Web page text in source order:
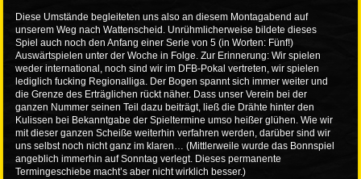
Diese Umstände begleiteten uns also an diesem Montagabend auf
unserem Weg nach Wattenscheid. Unrühmlicherweise bildete dieses
Spiel auch noch den Anfang einer Serie von 5 (in Worten: Fünf!)
Auswärtspielen unter der Woche in Folge. Zur Erinnerung: Wir spielen
weder international, noch sind wir im DFB-Pokal vertreten, wir spielen
lediglich fucking Regionalliga. Der Bogen spannt sich immer weiter und
die Grenze des Erträglichen rückt näher. Dass unser Verein bei der
ganzen Nummer seinen Teil dazu beiträgt, ließ die Drähte hinter den
Kulissen bei Bekanntgabe der Spieltermine umso heißer glühen. Wie wir
mit dieser ganzen Scheiße weiterhin verfahren werden, darüber sind wir
uns selbst noch nicht ganz im klaren… (Mittlerweile wurde das Bonnspiel
angeblich immerhin auf Sonntag verlegt. Dieses permanente
Termingeschiebe macht’s aber nicht wirklich besser.)